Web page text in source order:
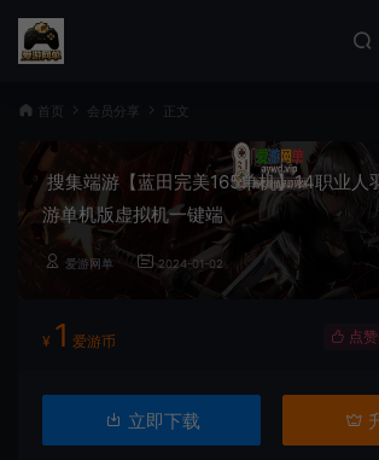
首页 会员分享 正文
搜集端游【蓝田完美165单机】14职业人
游单机版虚拟机一键端
爱游网单 2024-01-02
¥ 1 爱游币 点
立即下载